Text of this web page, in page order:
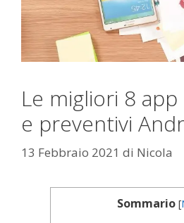
Le migliori 8
e preventivi
13 Febbraio 2021 di Nicola
Sommario [